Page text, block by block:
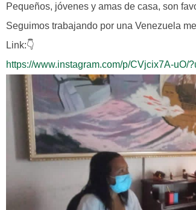
Pequeños, jóvenes y amas de casa, son
Seguimos trabajando por una Venezuela
Link:👇
https://www.instagram.com/p/CVjcix7A-uO/